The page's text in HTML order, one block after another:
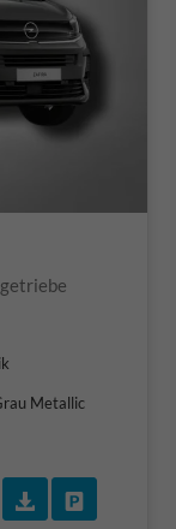
Metallic
vereinbaren
rufen Sie an